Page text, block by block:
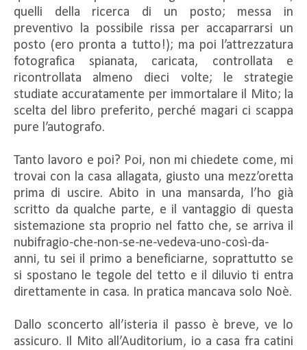
quelli della ricerca di un posto; messa in
preventivo la possibile rissa per accaparrarsi un
posto (ero pronta a tutto!); ma poi l’attrezzatura
fotografica spianata, caricata, controllata e
ricontrollata almeno dieci volte; le strategie
studiate accuratamente per immortalare il Mito; la
scelta del libro preferito, perché magari ci scappa
pure l’autografo.
Tanto lavoro e poi? Poi, non mi chiedete come, mi
trovai con la casa allagata, giusto una mezz’oretta
prima di uscire. Abito in una mansarda, l’ho già
scritto da qualche parte, e il vantaggio di questa
sistemazione sta proprio nel fatto che, se arriva il
nubifragio-che-non-se-ne-vedeva-uno-così-da-
anni, tu sei il primo a beneficiarne, soprattutto se
si spostano le tegole del tetto e il diluvio ti entra
direttamente in casa. In pratica mancava solo Noè.
Dallo sconcerto all’isteria il passo è breve, ve lo
assicuro. Il Mito all’Auditorium, io a casa fra catini